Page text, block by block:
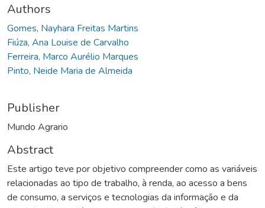
Authors
Gomes, Nayhara Freitas Martins
Fiúza, Ana Louise de Carvalho
Ferreira, Marco Aurélio Marques
Pinto, Neide Maria de Almeida
Publisher
Mundo Agrario
Abstract
Este artigo teve por objetivo compreender como as variáveis
relacionadas ao tipo de trabalho, à renda, ao acesso a bens
de consumo, a serviços e tecnologias da informação e da